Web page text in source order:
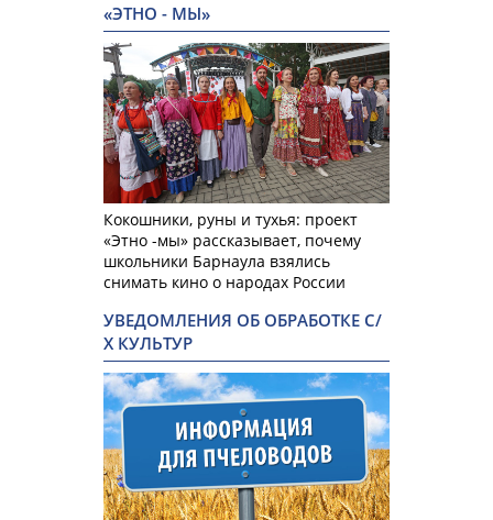
«ЭТНО - МЫ»
Кокошники, руны и тухья: проект
«Этно -мы» рассказывает, почему
школьники Барнаула взялись
снимать кино о народах России
УВЕДОМЛЕНИЯ ОБ ОБРАБОТКЕ С/
Х КУЛЬТУР